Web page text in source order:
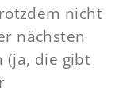
nicht
nächsten
(ja, die gibt